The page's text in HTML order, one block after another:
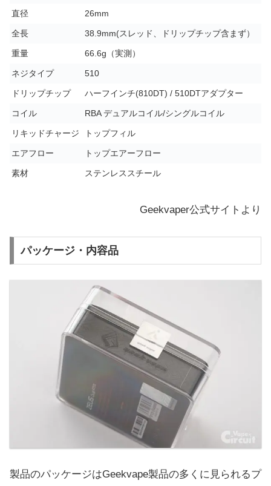
直径 26mm
全長 38.9mm(スレッド、ドリップチップ含まず）
重量 66.6g（実測）
ネジタイプ 510
ドリップチップ ハーフインチ(810DT) / 510DTアダプター
コイル RBA デュアルコイル/シングルコイル
リキッドチャージ トップフィル
エアフロー トップエアーフロー
素材 ステンレススチール
Geekvaper公式サイトより
パッケージ・内容品
製品のパッケージはGeekvape製品の多くに見られるプ